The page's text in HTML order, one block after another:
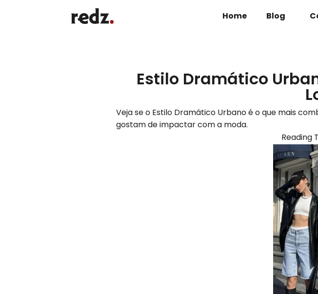
Home Blog
Estilo Dramático
Veja se o Estilo Dramático Urbano é o que mais
gostam de impactar com a moda.
Reading